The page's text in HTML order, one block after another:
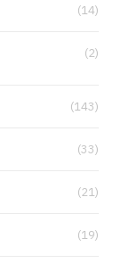
(14)
(2)
(143)
(33)
(21)
(19)